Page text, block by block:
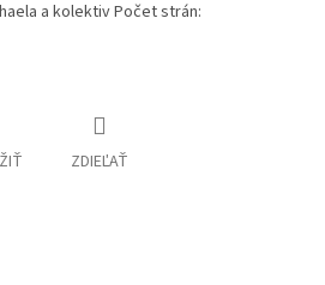
a kolektiv Počet strán:
ZDIEĽAŤ